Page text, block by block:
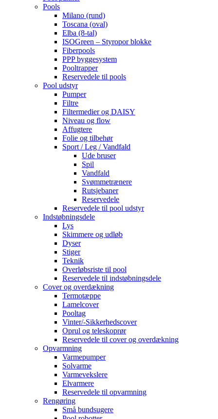
Pools
Milano (rund)
Toscana (oval)
Elba (8-tal)
ISOGreen – Styropor blokke
Fiberpools
PPP byggesystem
Pooltrapper
Reservedele til pools
Pool udstyr
Pumper
Filtre
Filtermedier og DAISY
Niveau og flow
Affugtere
Folie og tilbehør
Sport / Leg / Vandfald
Ude bruser
Spil
Vandfald
Svømmetrænere
Rutsjebaner
Reservedele
Reservedele til pool udstyr
Indstøbningsdele
Lys
Skimmere og udløb
Dyser
Stiger
Teknik
Overløbsriste til pool
Reservedele til indstøbningsdele
Cover og overdækning
Termotæppe
Lamelcover
Pooltag
Vinter/-Sikkerhedscover
Oprul og teleskoprør
Reservedele til cover og overdækning
Opvarmning
Varmepumper
Solvarme
Varmevekslere
Elvarmere
Reservedele til opvarmning
Rengøring
Små bundsugere